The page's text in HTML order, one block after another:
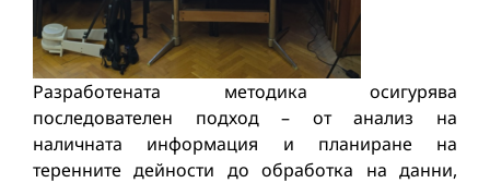
Разработената методика осигурява
последователен подход – от анализ на
наличната информация и планиране на
теренните дейности до обработка на данни,